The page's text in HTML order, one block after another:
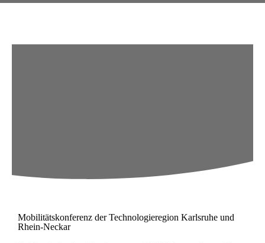
Mobilitätskonferenz der Technologieregion Karlsruhe und
Rhein-Neckar